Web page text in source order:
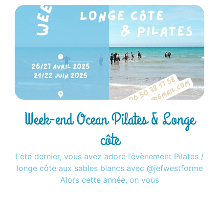
Week-end Ocean Pilates & Longe
côte
L’été dernier, vous avez adoré l’évènement Pilates /
longe côte aux sables blancs avec @jefwestforme
Alors cette année, on vous